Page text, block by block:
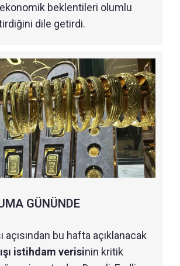
beklentileri olumlu
dile getirdi.
GÜNÜNDE
açısından bu hafta açıklanacak
istihdam verisinin kritik